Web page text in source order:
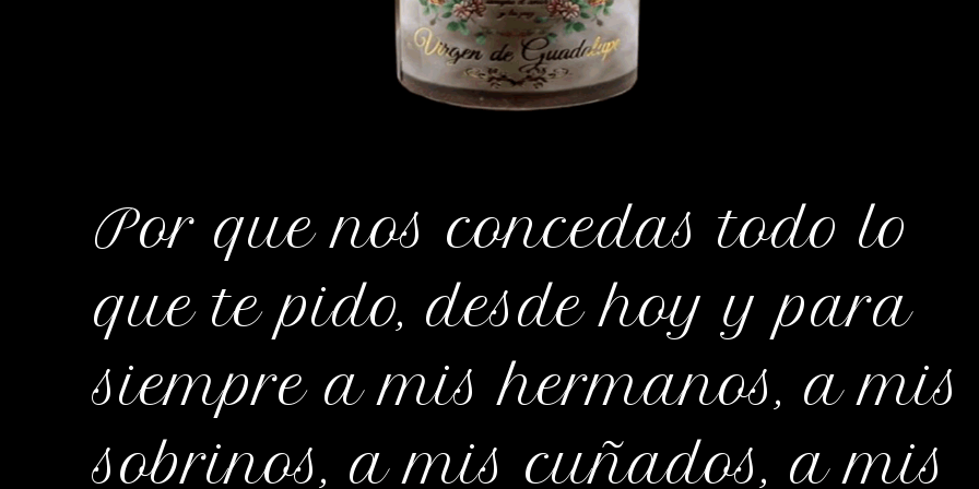
Por que nos concedas todo lo
que te pido, desde hoy y para
siempre a mis hermanos, a mis
sobrinos, a mis cuñados, a mis